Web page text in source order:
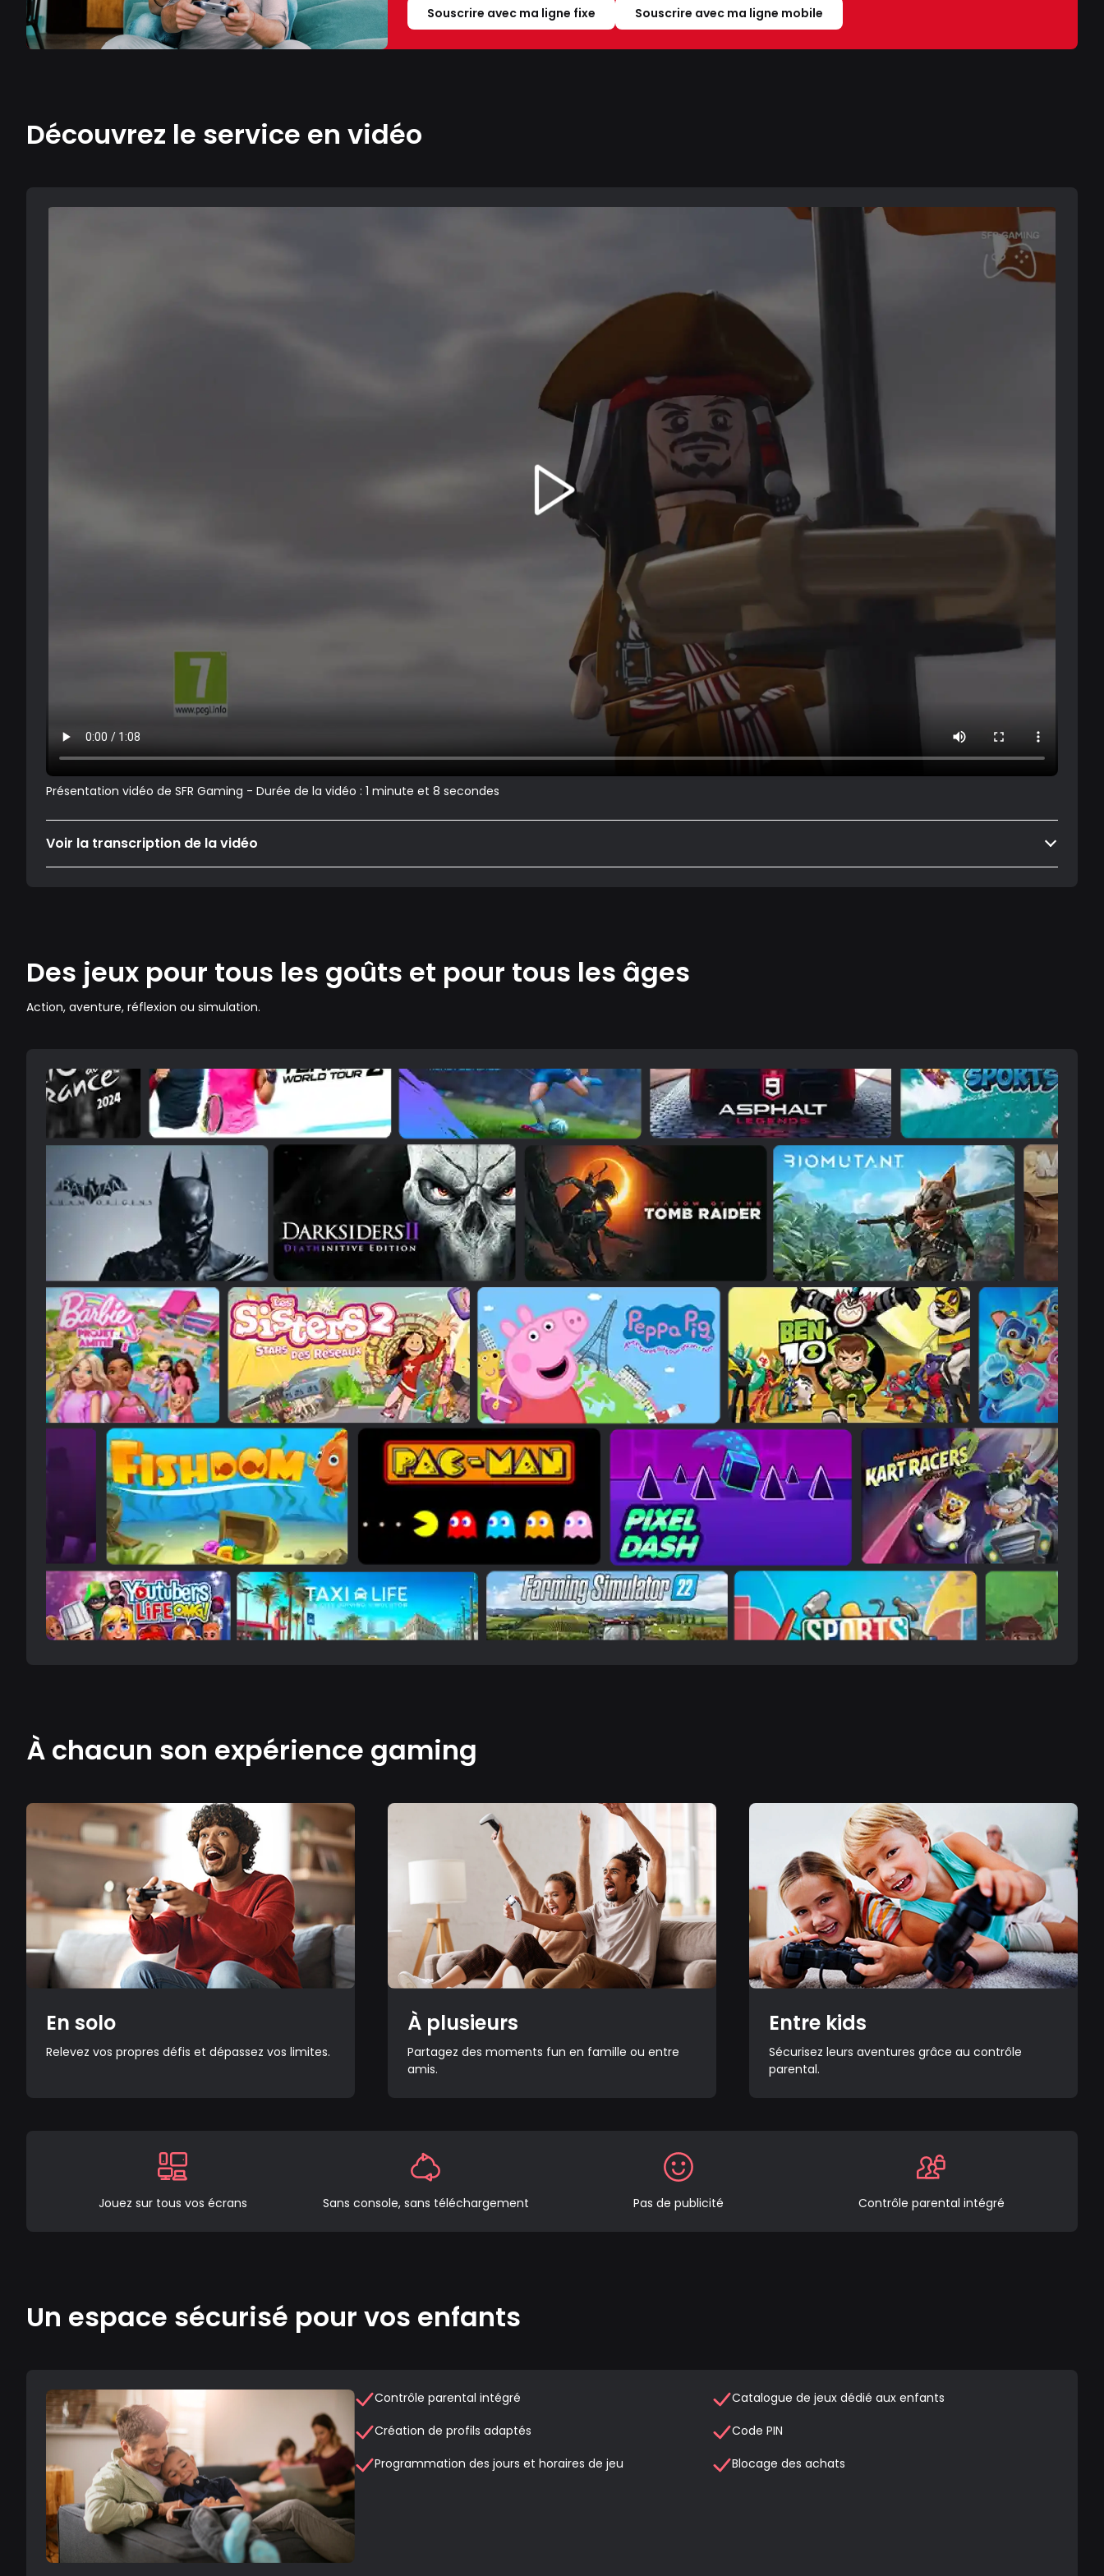
Souscrire avec ma ligne fixe Souscrire avec ma ligne mobile
Découvrez le service en vidéo
Présentation vidéo de SFR Gaming - Durée de la vidéo : 1 minute et 8 secondes
Voir la transcription de la vidéo
Des jeux pour tous les goûts et pour tous les âges
Action, aventure, réflexion ou simulation.
À chacun son expérience gaming
En solo
Relevez vos propres défis et dépassez vos limites.
À plusieurs
Partagez des moments fun en famille ou entre
amis.
Entre kids
Sécurisez leurs aventures grâce au contrôle
parental.
Jouez sur tous vos écrans Sans console, sans téléchargement Pas de publicité Contrôle parental intégré
Un espace sécurisé pour vos enfants
Contrôle parental intégré
Création de profils adaptés
Programmation des jours et horaires de jeu
Catalogue de jeux dédié aux enfants
Code PIN
Blocage des achats